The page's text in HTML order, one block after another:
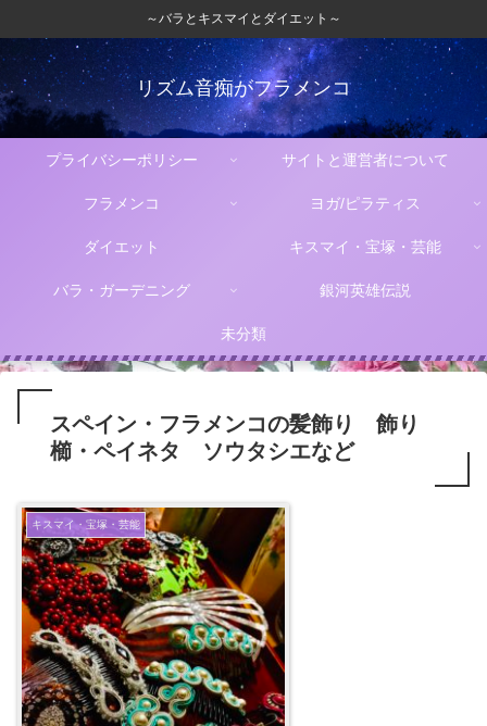
～バラとキスマイとダイエット～
リズム音痴がフラメンコ
プライバシーポリシー サイトと運営者について
フラメンコ ヨガ/ピラティス
ダイエット キスマイ・宝塚・芸能
バラ・ガーデニング 銀河英雄伝説
未分類
スペイン・フラメンコの髪飾り 飾り
櫛・ペイネタ ソウタシエなど
キスマイ・宝塚・芸能